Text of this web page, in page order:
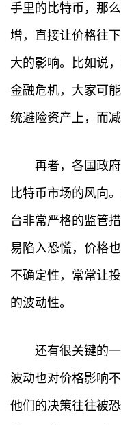
手里的比特币，那
增，直接让价格往
大的影响。比如说
金融危机，大家可
统避险资产上，而
再者，各国政
比特币市场的风向
台非常严格的监管
易陷入恐慌，价格
不确定性，常常让
的波动性。
还有很关键的
波动也对价格影响
他们的决策往往被